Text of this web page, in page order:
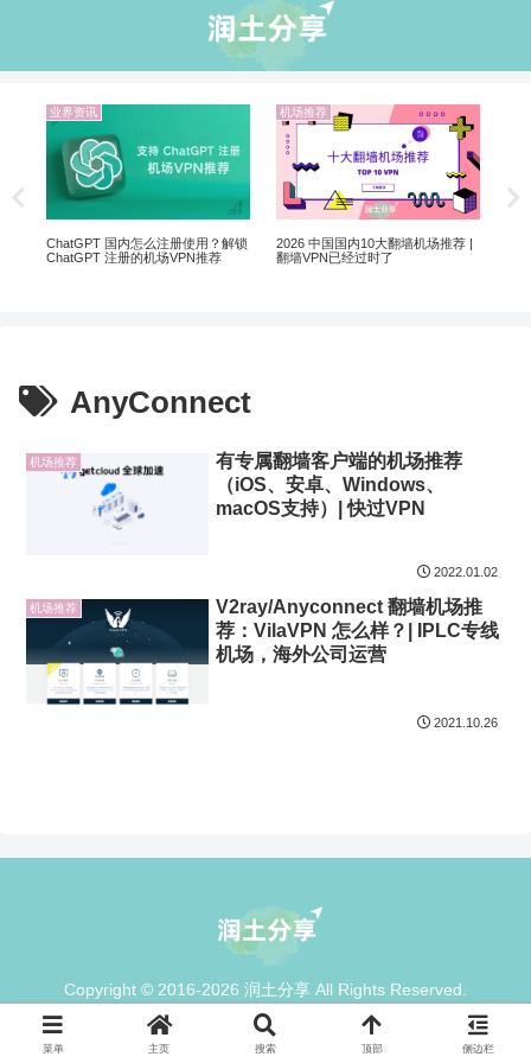
业界资讯
ChatGPT 国内怎么注册使用？解锁
ChatGPT 注册的机场VPN推荐
机场推荐
2026 中国国内10大翻墙机场推荐 |
翻墙VPN已经过时了
AnyConnect
机场推荐
有专属翻墙客户端的机场推荐
（iOS、安卓、Windows、
macOS支持）| 快过VPN
2022.01.02
机场推荐
V2ray/Anyconnect 翻墙机场推
荐：VilaVPN 怎么样？| IPLC专线
机场，海外公司运营
2021.10.26
Copyright © 2016-2026 润土分享 All Rights Reserved.
菜单 主页 搜索 顶部 侧边栏